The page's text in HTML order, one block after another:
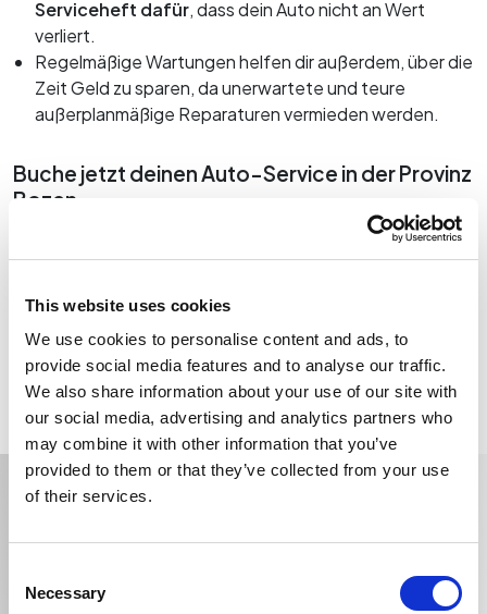
This website uses cookies
We use cookies to personalise content and ads, to
provide social media features and to analyse our traffic.
We also share information about your use of our site with
our social media, advertising and analytics partners who
may combine it with other information that you’ve
provided to them or that they’ve collected from your use
of their services.
Selection
Necessary
Service Plus
Reach
Serviceheft dafür, dass dein Auto nicht an Wert
verliert.
Regelmäßige Wartungen helfen dir außerdem, über die
Zeit Geld zu sparen, da unerwartete und teure
außerplanmäßige Reparaturen vermieden werden.
Buche jetzt deinen Auto-Service in der Provinz
Bozen
Um unseren Werkstattservice zu buchen, fülle einfach
dasuntenstehende Formularaus – ein Mitarbeiter wird
kannst du uns auch in Bozen, Meran, Brixen oder Bruneck
besuchen: Unsere erfahrenen Mechaniker erfüllen gerne
all deine Wünsche.
Buchen Sie Ihren Auto-Service
Vorname *